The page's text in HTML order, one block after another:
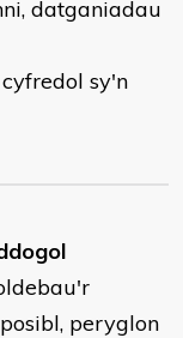
datganiadau
sy'n
peryglon